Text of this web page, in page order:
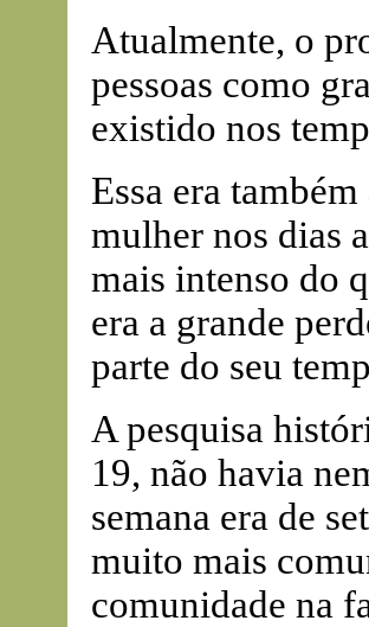
Atualmente, o
pessoas como
existido nos
Essa era
mulher nos dias
mais intenso do
era a grande
parte do seu
A pesquisa
19, não havia
semana era de
muito mais
comunidade na